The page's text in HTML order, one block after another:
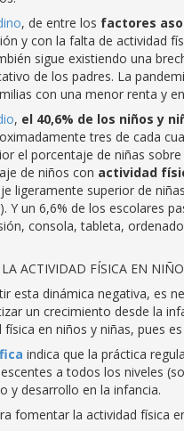
, de entre los factores
y con la falta de actividad
sigue existiendo una
de los padres. La
con una menor renta y
, el 40,6% de los niños y
tres de cada
el porcentaje de niñas
de niños con actividad
ligeramente superior de
Y un 6,6% de los escolares
consola, tableta,
ACTIVIDAD FÍSICA EN
esta dinámica negativa, es
un crecimiento desde la
en niños y niñas, pues
indica que la práctica
a todos los niveles
y desarrollo en la infancia.
fomentar la actividad física